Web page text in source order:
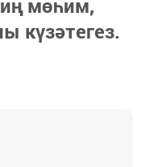
мөһим,
күзәтегез.